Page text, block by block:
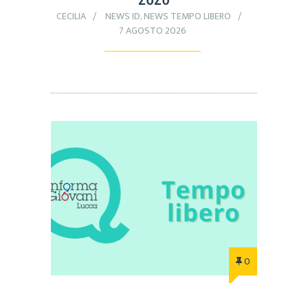
CECILIA NEWS ID,NEWS TEMPO LIBERO
7 AGOSTO 2026
0